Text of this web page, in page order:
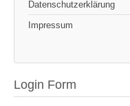
Datenschutzerklärung
Impressum
Login Form